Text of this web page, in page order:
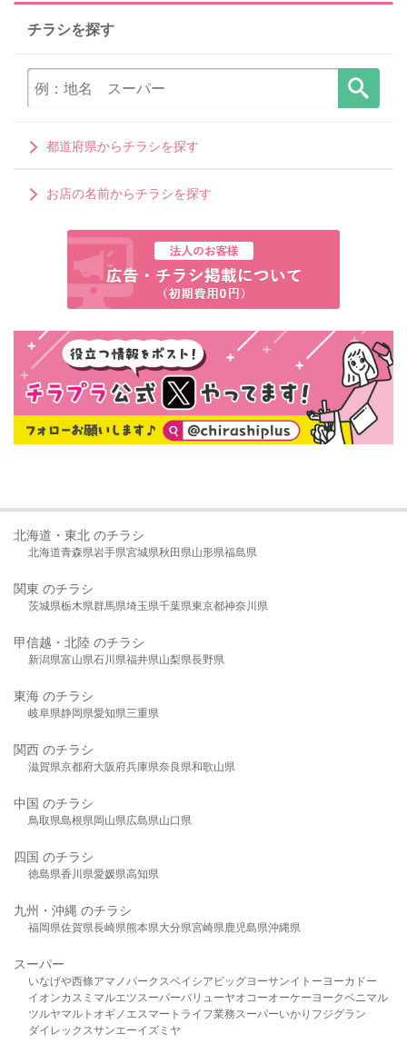
チラシを探す
都道府県からチラシを探す
お店の名前からチラシを探す
北海道・東北 のチラシ
北海道青森県岩手県宮城県秋田県山形県福島県
関東 のチラシ
茨城県栃木県群馬県埼玉県千葉県東京都神奈川県
甲信越・北陸 のチラシ
新潟県富山県石川県福井県山梨県長野県
東海 のチラシ
岐阜県静岡県愛知県三重県
関西 のチラシ
滋賀県京都府大阪府兵庫県奈良県和歌山県
中国 のチラシ
鳥取県島根県岡山県広島県山口県
四国 のチラシ
徳島県香川県愛媛県高知県
九州・沖縄 のチラシ
福岡県佐賀県長崎県熊本県大分県宮崎県鹿児島県沖縄県
スーパー
いなげや西條アマノパークスベイシア ビッグヨーサンイトーヨーカドー
イオンカスミ マルエツスーパーバリューヤオコーオーケー ヨークベニマル
ツルヤマルト オギノ エスマート ライフ業務スーパーいかり フジグラン
ダイレックスサンエーイズミヤ